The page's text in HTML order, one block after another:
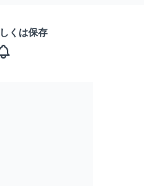
くは保存